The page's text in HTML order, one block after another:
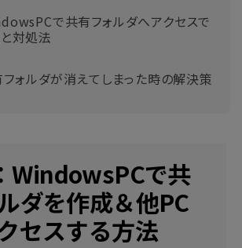
で共有フォルダへアクセスで
対処法
ォルダが消えてしまった時の解決策
WindowsPCで共
ダを作成＆他PC
セスする方法